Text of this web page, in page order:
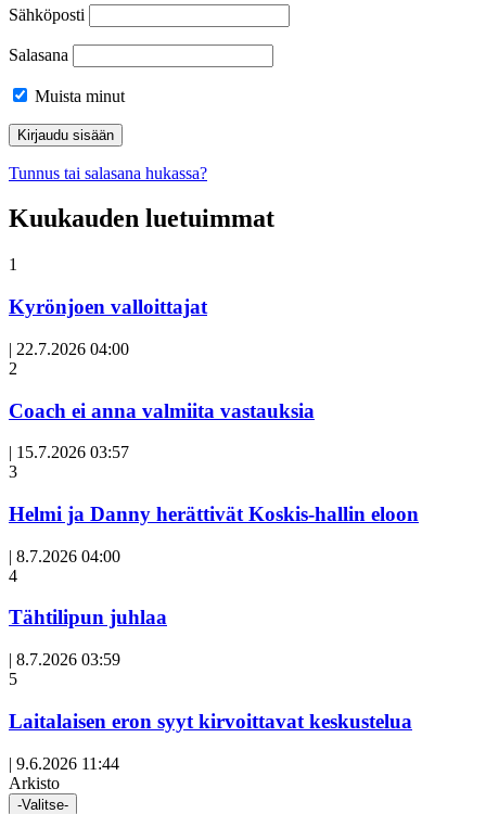
Sähköposti
Salasana
Muista minut
Tunnus tai salasana hukassa?
Kuukauden luetuimmat
1
Kyrönjoen valloittajat
| 22.7.2026 04:00
Avoin
2
Coach ei anna valmiita vastauksia
| 15.7.2026 03:57
3
Helmi ja Danny herättivät Koskis-hallin eloon
| 8.7.2026 04:00
Avoin
4
Tähtilipun juhlaa
| 8.7.2026 03:59
Avoin
5
Laitalaisen eron syyt kirvoittavat keskustelua
| 9.6.2026 11:44
Arkisto
-Valitse-